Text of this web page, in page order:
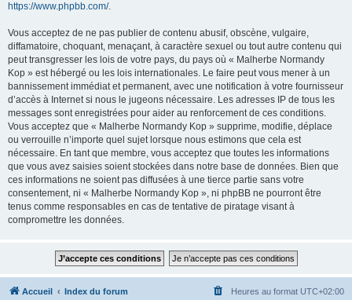
https://www.phpbb.com/.
Vous acceptez de ne pas publier de contenu abusif, obscène, vulgaire,
diffamatoire, choquant, menaçant, à caractère sexuel ou tout autre contenu qui
peut transgresser les lois de votre pays, du pays où « Malherbe Normandy
Kop » est hébergé ou les lois internationales. Le faire peut vous mener à un
bannissement immédiat et permanent, avec une notification à votre fournisseur
d’accès à Internet si nous le jugeons nécessaire. Les adresses IP de tous les
messages sont enregistrées pour aider au renforcement de ces conditions.
Vous acceptez que « Malherbe Normandy Kop » supprime, modifie, déplace
ou verrouille n’importe quel sujet lorsque nous estimons que cela est
nécessaire. En tant que membre, vous acceptez que toutes les informations
que vous avez saisies soient stockées dans notre base de données. Bien que
ces informations ne soient pas diffusées à une tierce partie sans votre
consentement, ni « Malherbe Normandy Kop », ni phpBB ne pourront être
tenus comme responsables en cas de tentative de piratage visant à
compromettre les données.
Accueil Index du forum Heures au format UTC+02:00